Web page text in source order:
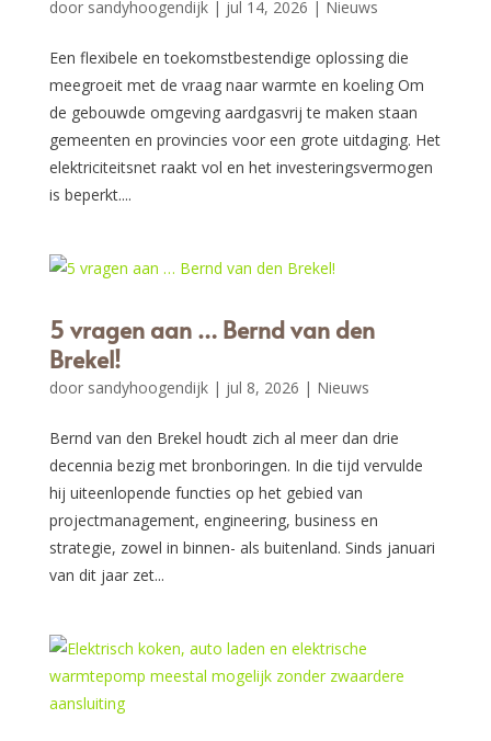
door sandyhoogendijk| jul 14, 2026 | Nieuws
Een flexibele en toekomstbestendige oplossing die
meegroeit met de vraag naar warmte en koeling Om
de gebouwde omgeving aardgasvrij te maken staan
gemeenten en provincies voor een grote uitdaging. Het
elektriciteitsnet raakt vol en het investeringsvermogen
is beperkt....
5 vragen aan … Bernd van den
Brekel!
door sandyhoogendijk| jul 8, 2026 | Nieuws
Bernd van den Brekel houdt zich al meer dan drie
decennia bezig met bronboringen. In die tijd vervulde
hij uiteenlopende functies op het gebied van
projectmanagement, engineering, business en
strategie, zowel in binnen- als buitenland. Sinds januari
van dit jaar zet...